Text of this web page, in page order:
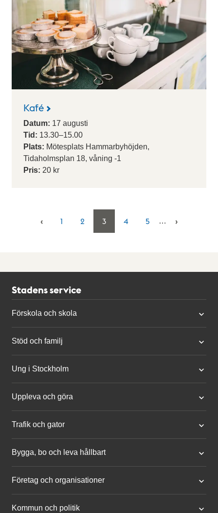
Kafé
Datum: 17 augusti
Tid: 13.30–15.00
Plats: Mötesplats Hammarbyhöjden,
Tidaholmsplan 18, våning -1
Pris: 20 kr
1 2 3 4 5 …
Stadens service
Förskola och skola
Stöd och familj
Ung i Stockholm
Uppleva och göra
Trafik och gator
Bygga, bo och leva hållbart
Företag och organisationer
Kommun och politik